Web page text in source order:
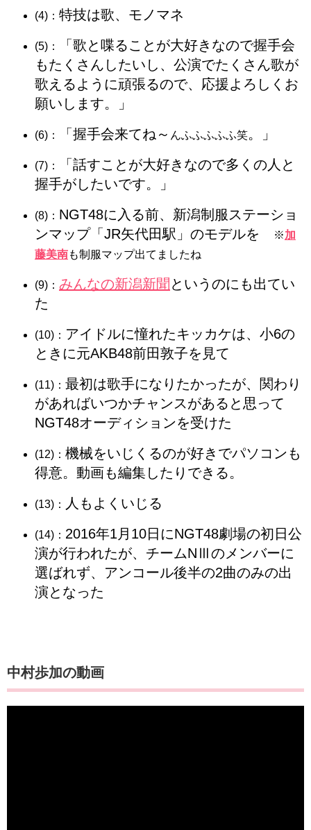
(4)： 特技は歌、モノマネ
(5)：
「歌と喋ることが大好きなので握手会
もたくさんしたいし、公演でたくさん歌が
歌えるように頑張るので、応援よろしくお
願いします。」
(6)： 「握手会来てね～ んふふふふふ笑。」
(7)：
「話すことが大好きなので多くの人と
握手がしたいです。」
(8)： NGT48に入る前、新潟制服ステーショ
ンマップ「JR矢代田駅」のモデルを
※加
藤美南も制服マップ出てましたね
(9)： みんなの新潟新聞 というのにも出てい
た
(10)： アイドルに憧れたキッカケは、小6の
ときに元AKB48前田敦子を見て
(11)： 最初は歌手になりたかったが、関わり
があればいつかチャンスがあると思って
NGT48オーディションを受けた
(12)： 機械をいじくるのが好きでパソコンも
得意。動画も編集したりできる。
(13)： 人もよくいじる
(14)： 2016年1月10日にNGT48劇場の初日公
演が行われたが、チームNⅢのメンバーに
選ばれず、アンコール後半の2曲のみの出
演となった
中村歩加の動画